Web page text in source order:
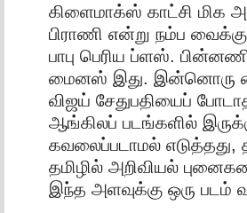
கிளைமாக்ஸ் காட்சி மிக
பிராணி என்று நம்ப
பாபு பெரிய ப்ளஸ்.
மைனஸ் இது. இன்னொரு
விஜய் சேதுபதியைப்
ஆங்கிலப் படங்களில்
கவலைப்படாமல்
தமிழில் அறிவியல்
இந்த அளவுக்கு ஒரு படம்